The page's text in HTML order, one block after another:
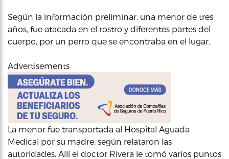
Según la información preliminar, una menor de tres
años, fue atacada en el rostro y diferentes partes del
cuerpo, por un perro que se encontraba en el lugar.
Advertisements
La menor fue transportada al Hospital Aguada
Medical por su madre, según relataron las
autoridades. Allí el doctor Rivera le tomó varios puntos